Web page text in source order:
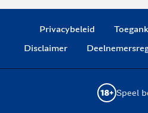
Privacybeleid
Disclaimer
Speel